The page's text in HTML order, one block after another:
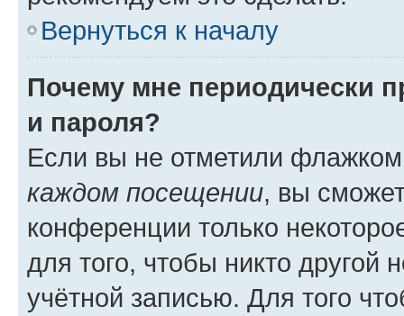
Вернуться к началу
Почему мне периодически
и пароля?
Если вы не отметили
каждом посещении, вы
конференции только
для того, чтобы никто другой
учётной записью. Для того